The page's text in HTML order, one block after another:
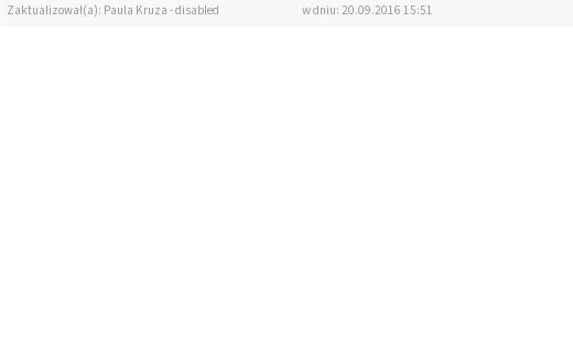
Zaktualizował(a): Paula Kruza - disabled
w dniu: 20.09.2016 15:51